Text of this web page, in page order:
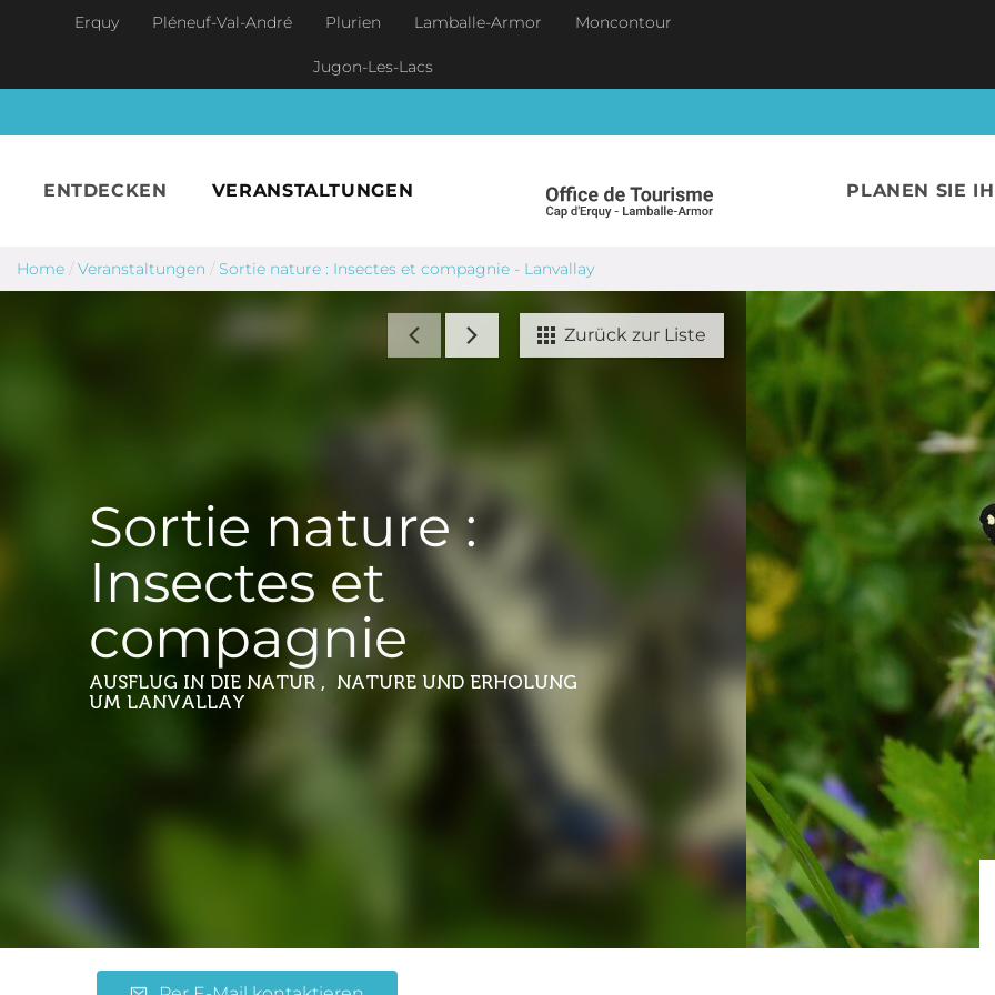
Skip to main content
Erquy Pléneuf-Val-André Plurien Lamballe-Armor Moncontour
Jugon-Les-Lacs
ENTDECKEN VERANSTALTUNGEN PLANEN SIE
Home / Veranstaltungen / Sortie nature : Insectes et compagnie - Lanvallay
Zurück zur Liste
Sortie nature :
Insectes et
compagnie
AUSFLUG IN DIE NATUR , NATURE UND ERHOLUNG
UM LANVALLAY